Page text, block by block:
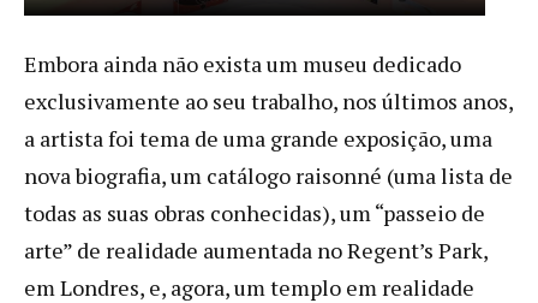
Embora ainda não exista um museu dedicado
exclusivamente ao seu trabalho, nos últimos anos,
a artista foi tema de uma grande exposição, uma
nova biografia, um catálogo raisonné (uma lista de
todas as suas obras conhecidas), um “passeio de
arte” de realidade aumentada no Regent’s Park,
em Londres, e, agora, um templo em realidade